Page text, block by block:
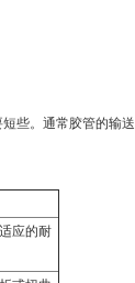
些。通常胶管的输送
应的耐